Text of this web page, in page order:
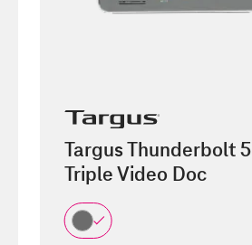
Targus Thunderbolt 5
Triple Video Doc